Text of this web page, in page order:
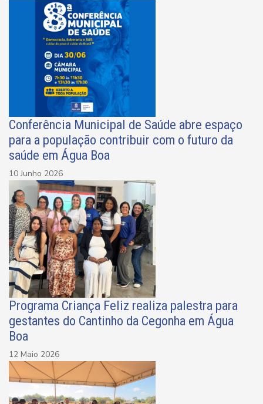
Conferência Municipal de Saúde abre espaço
para a população contribuir com o futuro da
saúde em Água Boa
10 Junho 2026
Programa Criança Feliz realiza palestra para
gestantes do Cantinho da Cegonha em Água
Boa
12 Maio 2026